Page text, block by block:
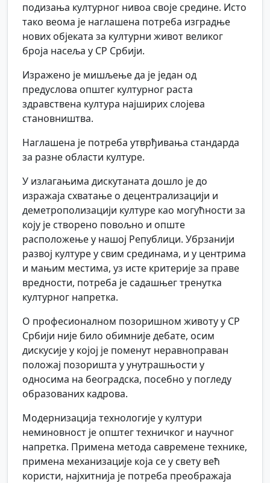
подизања културног нивоа своје средине. Исто
тако веома је наглашена потреба изградње
нових објеката за културни живот великог
броја насеља у СР Србији.
Изражено је мишљење да је један од
предуслова општег културног раста
здравствена култура најширих слојева
становништва.
Наглашена је потреба утврђивања стандарда
за разне области културе.
У излагањима дискутаната дошло је до
изражаја схватање о децентрализацији и
деметрополизацији културе као могућности за
коју је створено повољно и опште
расположење у нашој Републици. Убрзанији
развој културе у свим срединама, и у центрима
и мањим местима, уз исте критерије за праве
вредности, потреба је садашњег тренутка
културног напретка.
О професионалном позоришном животу у СР
Србији није било обимније дебате, осим
дискусије у којој је поменут неравноправан
положај позоришта у унутрашњости у
односима на београдска, посебно у погледу
образованих кадрова.
Модернизација технологије у култури
неминовност је општег техничког и научног
напретка. Примена метода савремене технике,
примена механизације која се у свету већ
користи, најхитнија је потреба преображаја